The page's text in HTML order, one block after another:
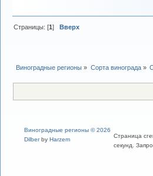
Страницы: [1]Вверх
Виноградные регионы » Сорта винограда»
Виноградные регионы © 2026
Dilberby Harzem
Страница
секунд.